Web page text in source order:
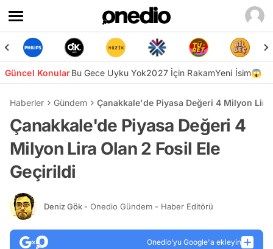
Güncel KonularBu Gece Uyku Yok2027 İçin RakamYeni İsim😱
Haberler Gündem Çanakkale'de Piyasa Değeri 4 Milyon
Çanakkale'de Piyasa Değeri 4
Milyon Lira Olan 2 Fosil Ele
Geçirildi
Deniz Gök - Onedio Gündem - Haber Editörü
Onedio’yu Google'a ekleyin